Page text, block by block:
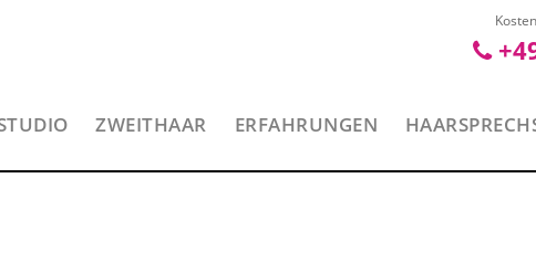
ZWEITHAAR ERFAHRUNGEN